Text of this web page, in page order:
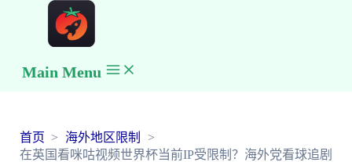
Main Menu
首页
海外地区限制
在英国看咪咕视频世界杯当前IP受限制？海外党看球追剧